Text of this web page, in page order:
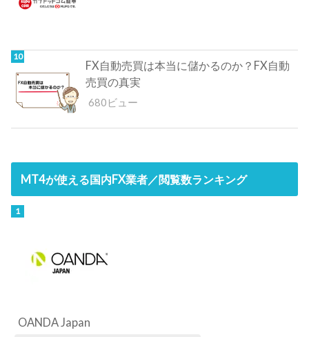
FX自動売買は本当に儲かるのか？FX自動
売買の真実
680ビュー
MT4が使える国内FX業者／閲覧数ランキング
OANDA Japan